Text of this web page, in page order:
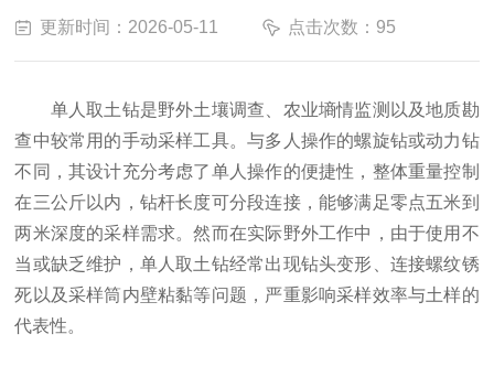
更新时间：2026-05-11 点击次数：95
单人取土钻是野外土壤调查、农业墒情监测以及地质勘
查中较常用的手动采样工具。与多人操作的螺旋钻或动力钻
不同，其设计充分考虑了单人操作的便捷性，整体重量控制
在三公斤以内，钻杆长度可分段连接，能够满足零点五米到
两米深度的采样需求。然而在实际野外工作中，由于使用不
当或缺乏维护，单人取土钻经常出现钻头变形、连接螺纹锈
死以及采样筒内壁粘黏等问题，严重影响采样效率与土样的
代表性。